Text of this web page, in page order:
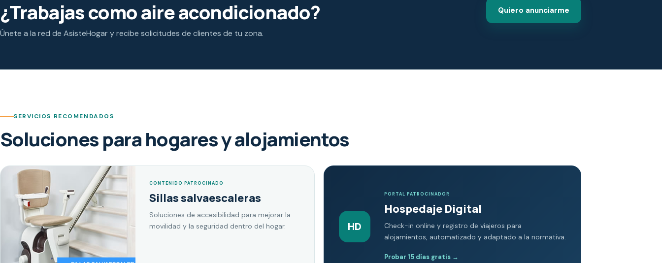
¿Trabajas como aire acondicionado?
Únete a la red de AsisteHogar y recibe solicitudes de clientes de tu zona.
Quiero anunciarme
SERVICIOS RECOMENDADOS
Soluciones para hogares y alojamientos
CONTENIDO PATROCINADO
Sillas salvaescaleras
Soluciones de accesibilidad para mejorar la
movilidad y la seguridad dentro del hogar.
HD
PORTAL PATROCINADOR
Hospedaje Digital
Check-in online y registro de viajeros para
alojamientos, automatizado y adaptado a la normativa.
Probar 15 días gratis →